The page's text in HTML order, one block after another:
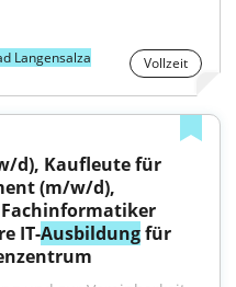
Langensalza Vollzeit
d), Kaufleute für
(m/w/d),
IT-Ausbildung für